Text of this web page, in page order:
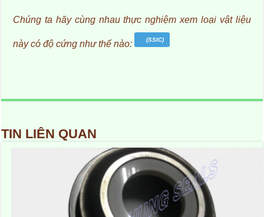
Chúng ta hãy cùng nhau thực nghiệm xem loại vật liệu
này có độ cứng như thế nào: (SSIC)
TIN LIÊN QUAN